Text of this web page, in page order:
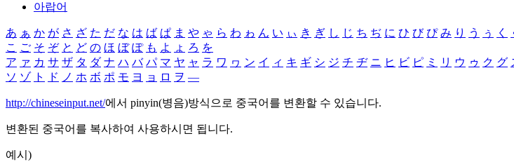
아랍어
あ ぁ か が さ ざ た だ な は ば ぱ ま や ゃ ら わ ゎ ん い ぃ き ぎ し じ ち ぢ に ひ び ぴ み り う ぅ く
こ ご そ ぞ と ど の ほ ぼ ぽ も よ ょ ろ を
ア ァ カ サ ザ タ ダ ナ ハ バ パ マ ヤ ャ ラ ワ ヮ ン イ ィ キ ギ シ ジ チ ヂ ニ ヒ ビ ピ ミ リ ウ ゥ ク グ
ソ ゾ ト ド ノ ホ ボ ポ モ ヨ ョ ロ ヲ ―
http://chineseinput.net/에서 pinyin(병음)방식으로 중국어를 변환할 수 있습니다.
변환된 중국어를 복사하여 사용하시면 됩니다.
예시)